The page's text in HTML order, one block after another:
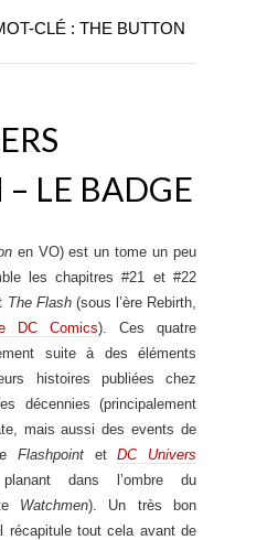
CLÉ : THE BUTTON
– LE BADGE
en VO) est un tome un peu
les chapitres #21 et #22
The Flash(sous l’ère Rebirth,
DC Comics). Ces quatre
suite à des éléments
histoires publiées chez
décennies (principalement
mais aussi des events de
Flashpoint etDC Univers
dans l’ombre du
Watchmen). Un très bon
récapitule tout cela avant de